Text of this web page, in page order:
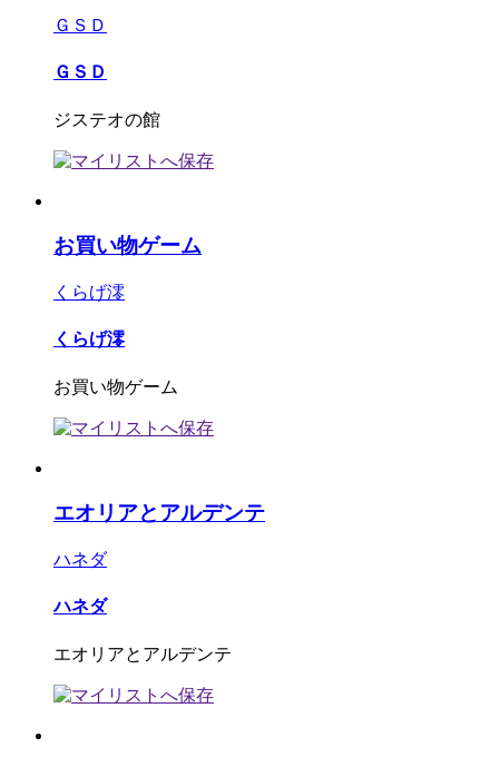
ＧＳＤ
ＧＳＤ
ジステオの館
お買い物ゲーム
くらげ澪
くらげ澪
お買い物ゲーム
エオリアとアルデンテ
ハネダ
ハネダ
エオリアとアルデンテ